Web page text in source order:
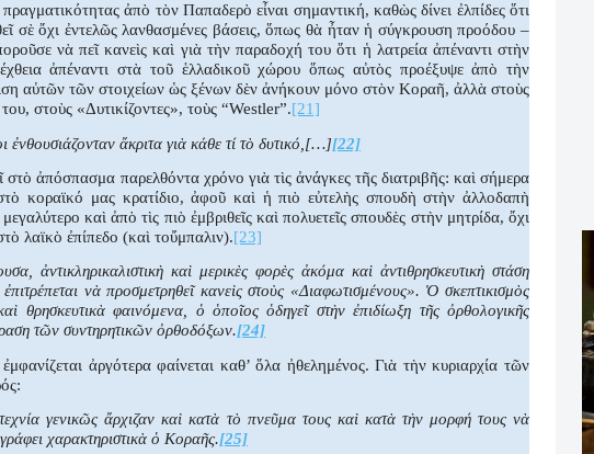
ἀπὸ τὸν Παπαδερὸ εἶναι σημαντική, καθὼς δίνει ἐλπίδες ὅτι
σὲ ὄχι ἐντελῶς λανθασμένες βάσεις, ὅπως θὰ ἦταν ἡ σύγκρουση προόδου –
νὰ πεῖ κανεὶς καὶ γιὰ τὴν παραδοχή του ὅτι ἡ λατρεία ἀπέναντι στὴν
ἀπέναντι στὰ τοῦ ἑλλαδικοῦ χώρου ὅπως αὐτὸς προέξυψε ἀπὸ τὴν
αὐτῶν τῶν στοιχείων ὡς ξένων δὲν ἀνήκουν μόνο στὸν Κοραῆ, ἀλλὰ στοὺς
στοὺς «Δυτικίζοντες», τοὺς “Westler”.[21]
ἐνθουσιάζονταν ἄκριτα γιὰ κάθε τί τὸ δυτικό,[…][22]
ἀπόσπασμα παρελθόντα χρόνο γιὰ τὶς ἀνάγκες τῆς διατριβῆς: καὶ σήμερα
κοραϊκό μας κρατίδιο, ἀφοῦ καὶ ἡ πιὸ εὐτελὴς σπουδὴ στὴν ἀλλοδαπὴ
καὶ ἀπὸ τὶς πιὸ ἐμβριθεῖς καὶ πολυετεῖς σπουδὲς στὴν μητρίδα, ὄχι
λαϊκὸ ἐπίπεδο (καὶ τοὔμπαλιν).[23]
ἀντικληρικαλιστικὴ καὶ μερικὲς φορὲς ἀκόμα καὶ ἀντιθρησκευτικὴ στάση
νὰ προσμετρηθεῖ κανεὶς στοὺς «Διαφωτισμένους». Ὁ σκεπτικισμὸς
θρησκευτικὰ φαινόμενα, ὁ ὁποῖος ὁδηγεῖ στὴν ἐπιδίωξη τῆς ὀρθολογικῆς
τῶν συντηρητικῶν ὀρθοδόξων.[24]
ἀργότερα φαίνεται καθ’ ὅλα ἠθελημένος. Γιὰ τὴν κυριαρχία τῶν
γενικῶς ἄρχιζαν καὶ κατὰ τὸ πνεῦμα τους καὶ κατὰ τὴν μορφή τους νὰ
χαρακτηριστικὰ ὁ Κοραῆς.[25]